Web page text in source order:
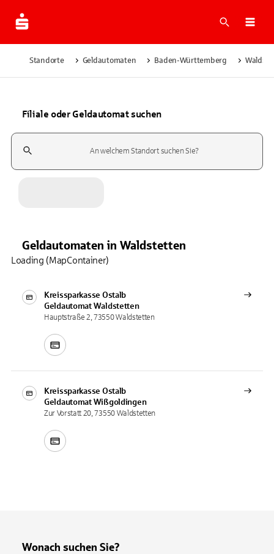
Suche
Standorte Geldautomaten Baden-Württemberg
Filiale oder Geldautomat suchen
Suchfeld
Geldautomaten in Waldstetten
Kreissparkasse Ostalb
Geldautomat Waldstetten
Hauptstraße 2, 73550 Waldstetten
Kreissparkasse Ostalb
Geldautomat Wißgoldingen
Zur Vorstatt 20, 73550 Waldstetten
Loading (MapContainer)
Wonach suchen Sie?